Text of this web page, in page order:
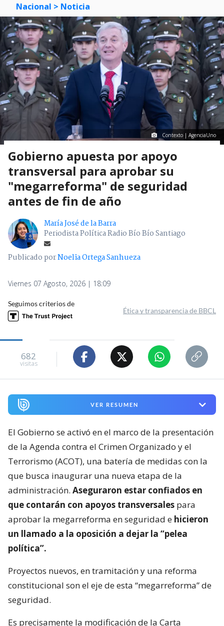
Nacional > Noticia
Contexto | AgenciaUno
Gobierno apuesta por apoyo
transversal para aprobar su
"megarreforma" de seguridad
antes de fin de año
María José de la Barra
Periodista Política Radio Bío Bío Santiago
Publicado porNoelia Ortega Sanhueza
Viernes 07 Agosto, 2026 | 18:09
Seguimos criterios de
Ética y transparencia de BBCL
682
visitas
VER RESUMEN
El Gobierno se activó en el marco de la presentación
de la Agenda contra el Crimen Organizado y el
Terrorismo (ACOT), una batería de medidas con la
que busca inaugurar una nueva etapa de la
administración. Aseguraron estar confiados en
que contarán con apoyos transversales para
aprobar la megarreforma en seguridad e hicieron
un llamado a la oposición a dejar la “pelea
política”.
Proyectos nuevos, en tramitación y una reforma
constitucional son el eje de esta “megarreforma” de
seguridad.
Es precisamente la modificación de la Carta